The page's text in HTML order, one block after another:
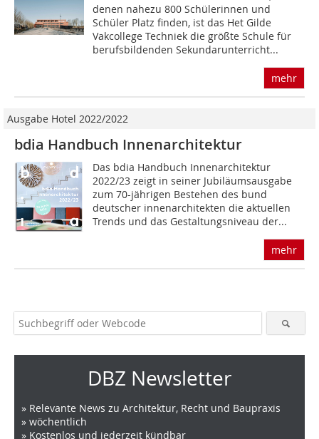
denen nahezu 800 Schülerinnen und
Schüler Platz finden, ist das Het Gilde
Vakcollege Techniek die größte Schule für
berufsbildenden Sekundar­unterricht...
mehr
Ausgabe Hotel 2022/2022
bdia Handbuch Innenarchitektur
Das bdia Handbuch Innenarchitektur
2022/23 zeigt in seiner Jubiläums­ausgabe
zum 70-jährigen Bestehen des bund
deutscher innenarchitekten die aktuellen
Trends und das Gestaltungsniveau der...
mehr
DBZ Newsletter
» Relevante News zu Architektur, Recht und Baupraxis
» wöchentlich
» Kostenlos und jederzeit kündbar